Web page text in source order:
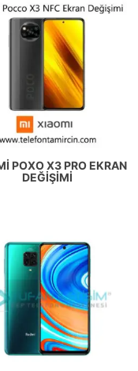
POXO X3 PRO EKRAN
DEĞIŞIMI